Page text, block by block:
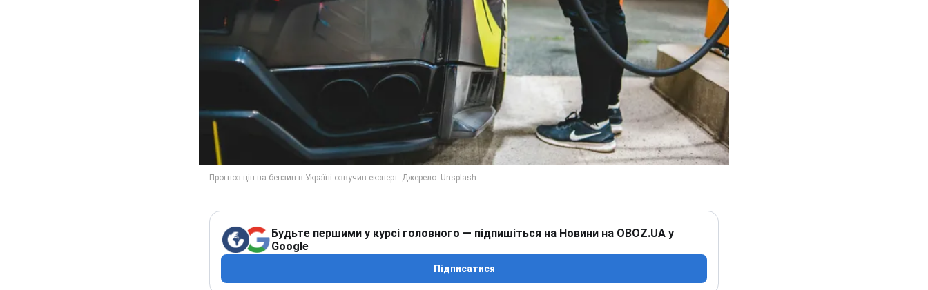
Будьте першими у курсі головного — підпишіться на Новини на OBOZ.UA у
Google
Підписатися